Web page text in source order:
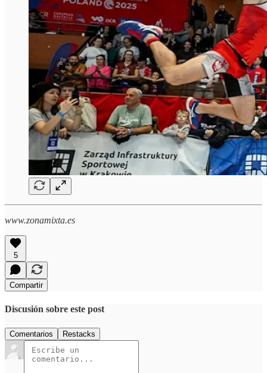
www.zonamixta.es
5
Compartir
Discusión sobre este post
Comentarios Restacks